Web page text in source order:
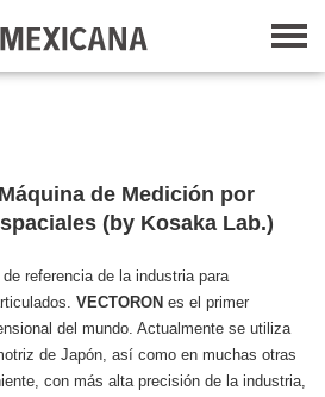
de Medición por
(by Kosaka Lab.)
referencia de la industria para
VECTORON es el primer
del mundo. Actualmente se utiliza
de Japón, así como en muchas otras
con más alta precisión de la industria,